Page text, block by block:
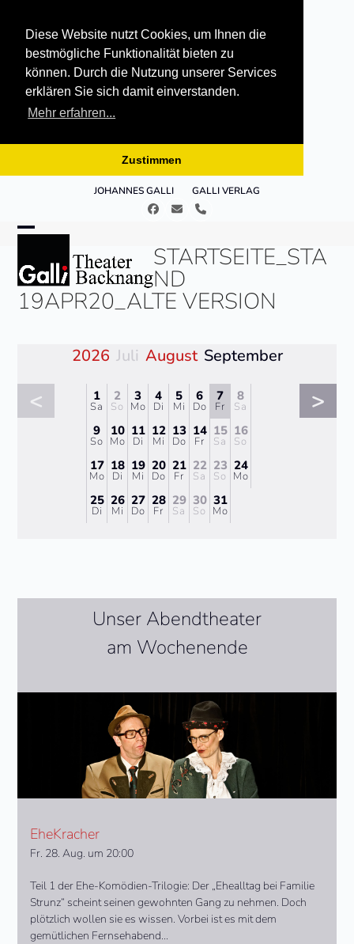
Diese Website nutzt Cookies, um Ihnen die
bestmögliche Funktionalität bieten zu
können. Durch die Nutzung unserer Services
erklären Sie sich damit einverstanden.
Mehr erfahren...
Zustimmen
JOHANNES GALLI GALLI VERLAG
Facebook
E- Telefon
mobile
menu
mobile
menu
STARTSEITE_STA
ND
19APR20_ALTE VERSION
2026 Juli August September
< >
1
Sa
2
So
3
Mo
4
Di
5
Mi
6
Do
7
Fr
8
Sa
9
So
10
Mo
11
Di
12
Mi
13
Do
14
Fr
15
Sa
16
So
17
Mo
18
Di
19
Mi
20
Do
21
Fr
22
Sa
23
So
24
Mo
25
Di
26
Mi
27
Do
28
Fr
29
Sa
30
So
31
Mo
Unser Abendtheater
am Wochenende
EheKracher
Fr. 28. Aug. um 20:00
Teil 1 der Ehe-Komödien-Trilogie: Der „Ehealltag bei Familie
Strunz“ scheint seinen gewohnten Gang zu nehmen. Doch
plötzlich wollen sie es wissen. Vorbei ist es mit dem
gemütlichen Fernsehabend...